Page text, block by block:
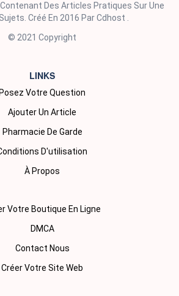
Des Articles Pratiques Sur Une
Créé En 2016 Par Cdhost .
© 2021 Copyright
LINKS
Posez Votre Question
Ajouter Un Article
Pharmacie De Garde
D'utilisation
À Propos
Votre Boutique En Ligne
DMCA
Contact Nous
Créer Votre Site Web